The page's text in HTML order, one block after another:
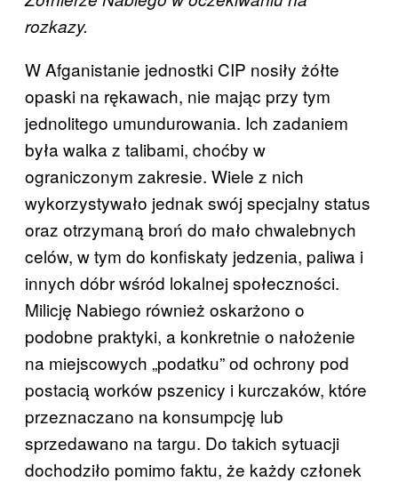
rozkazy.
W Afganistanie jednostki CIP nosiły żółte
opaski na rękawach, nie mając przy tym
jednolitego umundurowania. Ich zadaniem
była walka z talibami, choćby w
ograniczonym zakresie. Wiele z nich
wykorzystywało jednak swój specjalny status
oraz otrzymaną broń do mało chwalebnych
celów, w tym do konfiskaty jedzenia, paliwa i
innych dóbr wśród lokalnej społeczności.
Milicję Nabiego również oskarżono o
podobne praktyki, a konkretnie o nałożenie
na miejscowych „podatku” od ochrony pod
postacią worków pszenicy i kurczaków, które
przeznaczano na konsumpcję lub
sprzedawano na targu. Do takich sytuacji
dochodziło pomimo faktu, że każdy członek